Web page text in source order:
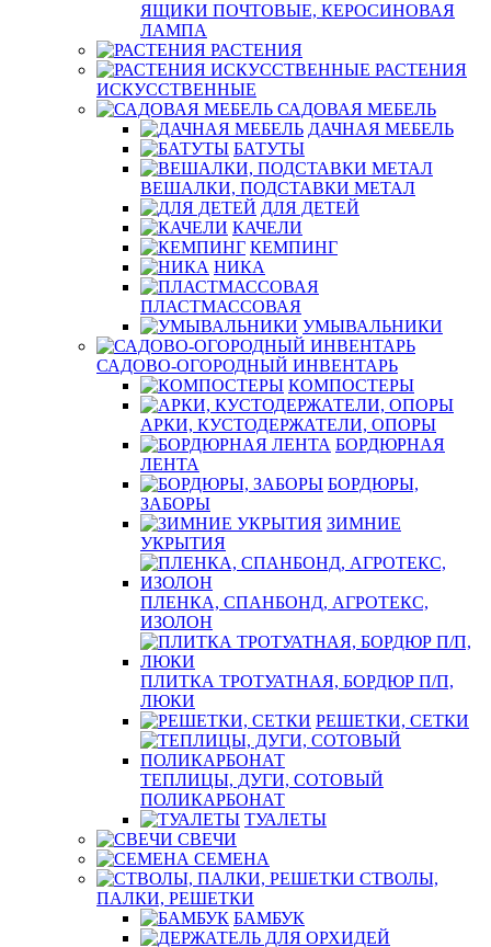
ЯЩИКИ ПОЧТОВЫЕ, КЕРОСИНОВАЯ
ЛАМПА
РАСТЕНИЯ
РАСТЕНИЯ
ИСКУССТВЕННЫЕ
САДОВАЯ МЕБЕЛЬ
ДАЧНАЯ МЕБЕЛЬ
БАТУТЫ
ВЕШАЛКИ, ПОДСТАВКИ МЕТАЛ
ДЛЯ ДЕТЕЙ
КАЧЕЛИ
КЕМПИНГ
НИКА
ПЛАСТМАССОВАЯ
УМЫВАЛЬНИКИ
САДОВО-ОГОРОДНЫЙ ИНВЕНТАРЬ
КОМПОСТЕРЫ
АРКИ, КУСТОДЕРЖАТЕЛИ, ОПОРЫ
БОРДЮРНАЯ
ЛЕНТА
БОРДЮРЫ,
ЗАБОРЫ
ЗИМНИЕ
УКРЫТИЯ
ПЛЕНКА, СПАНБОНД, АГРОТЕКС,
ИЗОЛОН
ПЛИТКА ТРОТУАТНАЯ, БОРДЮР П/П,
ЛЮКИ
РЕШЕТКИ, СЕТКИ
ТЕПЛИЦЫ, ДУГИ, СОТОВЫЙ
ПОЛИКАРБОНАТ
ТУАЛЕТЫ
СВЕЧИ
СЕМЕНА
СТВОЛЫ,
ПАЛКИ, РЕШЕТКИ
БАМБУК